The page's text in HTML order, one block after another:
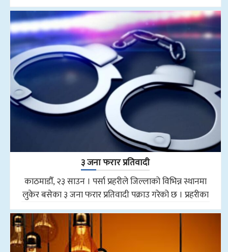
३ जना फरार प्रतिवादी
काठमाडौँ, २३ साउन । पर्सा प्रहरीले जिल्लाको विभिन्न स्थानमा
लुकेर बसेका ३ जना फरार प्रतिवादी पक्राउ गरेको छ । प्रहरीका